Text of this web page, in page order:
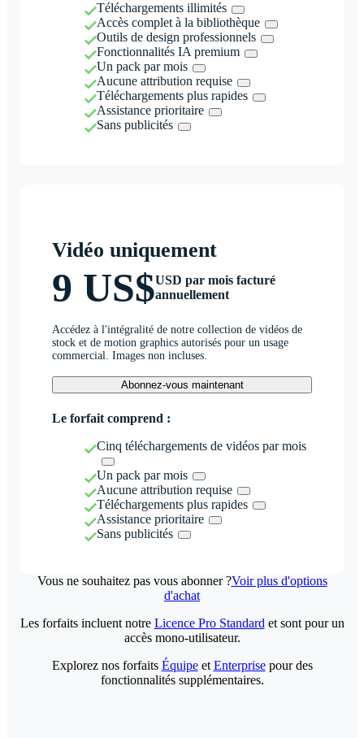
Téléchargements illimités
Accès complet à la bibliothèque
Outils de design professionnels
Fonctionnalités IA premium
Un pack par mois
Aucune attribution requise
Téléchargements plus rapides
Assistance prioritaire
Sans publicités
Vidéo uniquement
9 US$USD par mois facturé
annuellement
Accédez à l'intégralité de notre collection de vidéos de
stock et de motion graphics autorisés pour un usage
commercial. Images non incluses.
Abonnez-vous maintenant
Le forfait comprend :
Cinq téléchargements de vidéos par mois
Un pack par mois
Aucune attribution requise
Téléchargements plus rapides
Assistance prioritaire
Sans publicités
Vous ne souhaitez pas vous abonner ?Voir plus d'options
d'achat
Les forfaits incluent notre Licence Pro Standard et sont pour un
accès mono-utilisateur.
Explorez nos forfaits Équipeet Enterprisepour des
fonctionnalités supplémentaires.